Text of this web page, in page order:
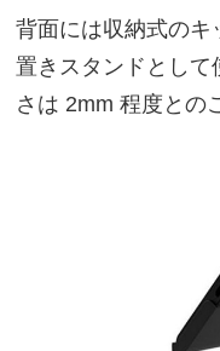
背面には収納式の
置きスタンドとして
さは 2mm 程度との